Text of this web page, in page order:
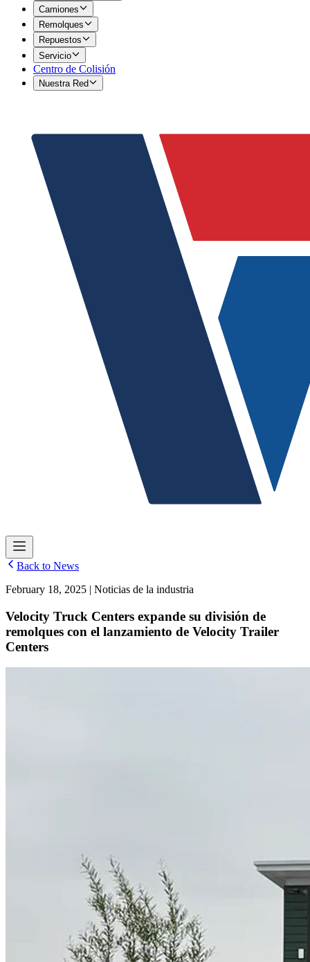
Camiones
Remolques
Repuestos
Servicio
Centro de Colisión
Nuestra Red
Back to News
February 18, 2025 | Noticias de la industria
Velocity Truck Centers expande su división de
remolques con el lanzamiento de Velocity Trailer
Centers